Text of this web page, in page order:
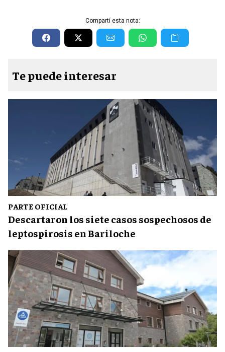
Compartí esta nota:
Te puede interesar
PARTE OFICIAL
Descartaron los siete casos sospechosos de
leptospirosis en Bariloche